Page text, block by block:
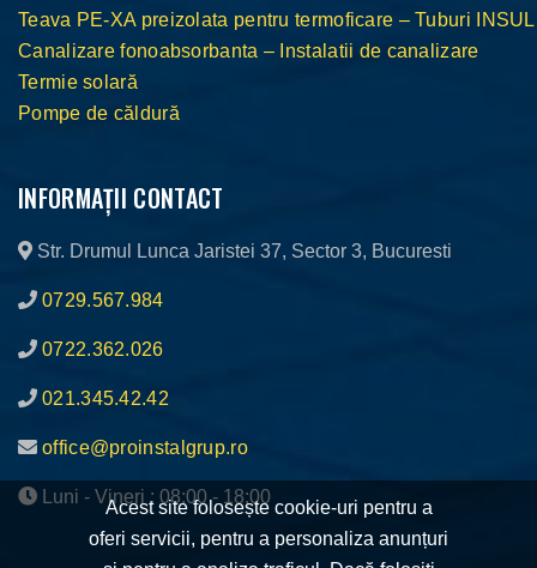
Teava PE-XA preizolata pentru termoficare – Tuburi
Canalizare fonoabsorbanta – Instalatii de canalizare
Termie solară
Pompe de căldură
INFORMAȚII CONTACT
Str. Drumul Lunca Jaristei 37, Sector 3, Bucuresti
0729.567.984
0722.362.026
021.345.42.42
office@proinstalgrup.ro
Luni - Vineri : 08:00 - 18:00
Acest site folosește cookie-uri pentru a
oferi servicii, pentru a personaliza anunțuri